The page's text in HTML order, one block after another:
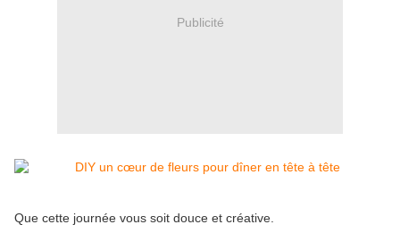
Publicité
Que cette journée vous soit douce et créative.